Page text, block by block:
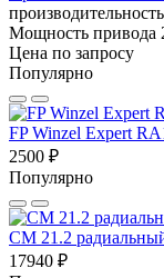
Мощность привода
Цена по запросу
Популярно
FP Winzel Expert
2500 ₽
Популярно
CM 21.2
17940 ₽